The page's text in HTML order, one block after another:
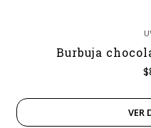
Burbuja
VER